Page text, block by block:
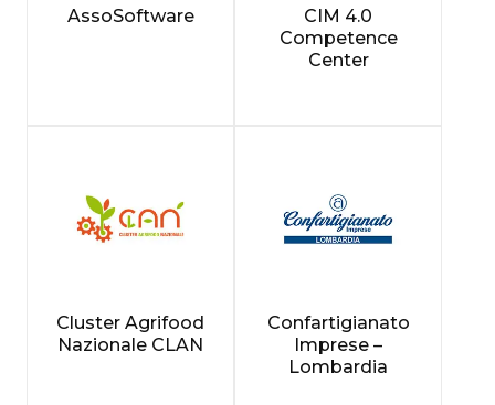
AssoSoftware
CIM 4.0
Competence
Center
Cluster Agrifood
Nazionale CLAN
Confartigianato
Imprese –
Lombardia